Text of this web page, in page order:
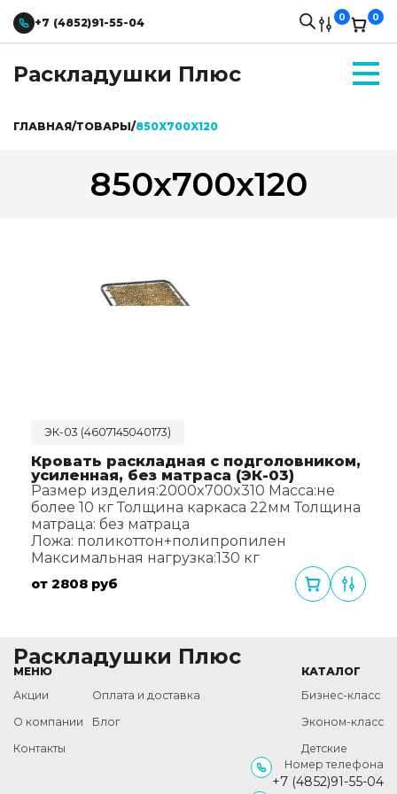
+7 (4852)91-55-04 0 0
Раскладушки Плюс
ГЛАВНАЯ/ТОВАРЫ/850X700X120
850x700x120
ЭК-03 (4607145040173)
Кровать раскладная с подголовником,
усиленная, без матраса (ЭК-03)
Размер изделия:2000x700x310 Масса:не
более 10 кг Толщина каркаса 22мм Толщина
матраца: без матраца
Ложа: поликоттон+полипропилен
Максимальная нагрузка:130 кг
от 2808 руб
Раскладушки Плюс
МЕНЮ
Акции
Оплата и доставка
О компании
Блог
Контакты
КАТАЛОГ
Бизнес-класс
Эконом-класс
Детские
Номер телефона
+7 (4852)91-55-04